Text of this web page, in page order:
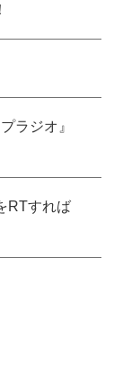
ラジオ』
RTすれば